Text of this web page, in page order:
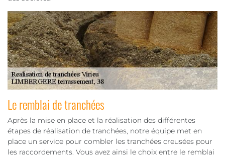
Le remblai de tranchées
Après la mise en place et la réalisation des différentes
étapes de réalisation de tranchées, notre équipe met en
place un service pour combler les tranchées creusées pour
les raccordements. Vous avez ainsi le choix entre le remblai